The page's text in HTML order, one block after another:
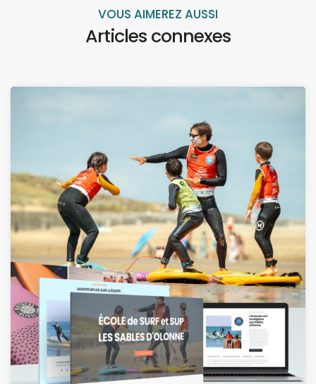
VOUS AIMEREZ AUSSI
Articles connexes